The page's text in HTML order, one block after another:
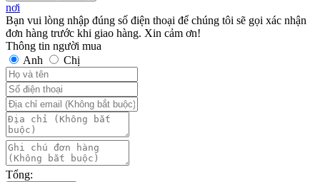
nơi
Bạn vui lòng nhập đúng số điện thoại để chúng tôi sẽ gọi xác nhận
đơn hàng trước khi giao hàng. Xin cảm ơn!
Thông tin người mua
Anh
Chị
Tổng: